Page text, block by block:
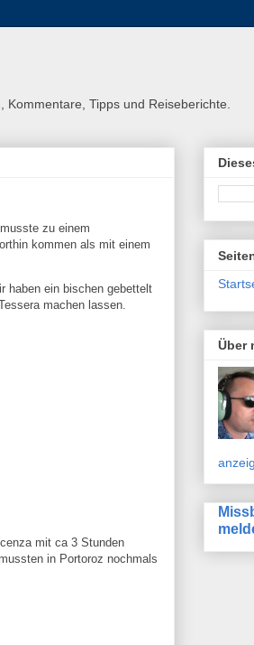
Tipps und Reiseberichte.
zu einem
kommen als mit einem
haben ein bischen gebettelt
machen lassen.
mit ca 3 Stunden
in Portoroz nochmals
Über